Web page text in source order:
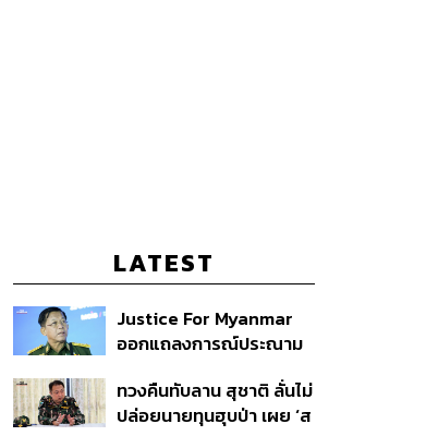
LATEST
Justice For Myanmar
ออกแถลงการณ์ประณาม
หล่ายเยือน เรียกร้องหยุด
ให้ความชอบธรรมรัฐบาล
ทวงคืนทับลาน สุชาติ ลั่นไม่
ปล่อยนายทุนฮุบป่า เผย ‘ส